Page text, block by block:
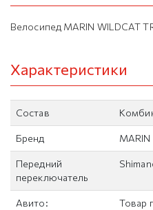
Велосипед MARIN WILDCAT
Характеристики
Состав
Бренд MARIN
Передний
переключатель
Авито:
Товар